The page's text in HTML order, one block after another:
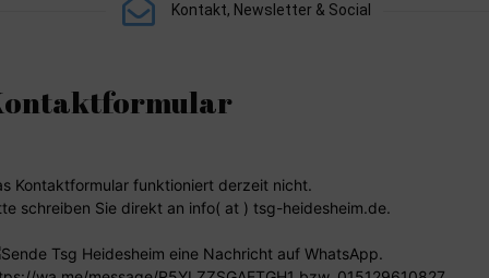
Kontakt, Newsletter & Social
Kontaktformular funktioniert derzeit nicht.
schreiben Sie direkt an info( at ) tsg-heidesheim.de.